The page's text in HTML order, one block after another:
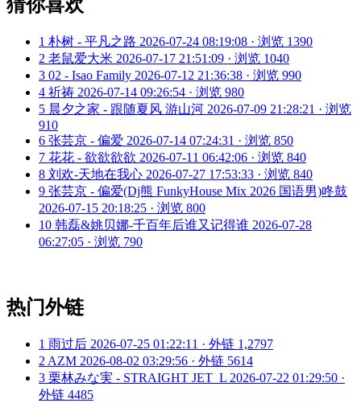
猜你喜欢
1 朴树 - 平凡之路 2026-07-24 08:19:08 · 浏览 1390
2 老鼠爱大米 2026-07-17 21:51:09 · 浏览 1040
3 02 - Isao Family 2026-07-12 21:36:38 · 浏览 990
4 祈祷 2026-07-14 09:26:54 · 浏览 980
5 晨夕之家 - 跟随夏风 游山河 2026-07-09 21:28:21 · 浏览
910
6 张芸京 - 偏爱 2026-07-14 07:24:31 · 浏览 850
7 花花 - 欲欲欲欲 2026-07-11 06:42:06 · 浏览 840
8 刘欢-天地在我心 2026-07-27 17:53:33 · 浏览 840
9 张芸京 - 偏爱(Dj熊 FunkyHouse Mix 2026 国语男)咚鼓
2026-07-15 20:18:25 · 浏览 800
10 韩磊&姚贝娜-千百年后谁又记得谁 2026-07-28
06:27:05 · 浏览 790
热门外链
1 雨过后 2026-07-25 01:22:11 · 外链 1,2797
2 AZM 2026-08-02 03:29:56 · 外链 5614
3 栗林みな実 - STRAIGHT JET_L 2026-07-22 01:29:50 ·
外链 4485